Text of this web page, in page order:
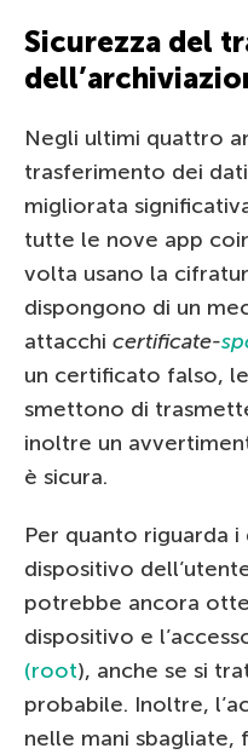
Sicurezza del
Negli ultimi quattro
trasferimento dei
migliorata
tutte le nove app
volta usano la
dispongono di un
attacchi certificate-
un certificato falso,
smettono di
inoltre un
è sicura.
Per quanto riguarda
dispositivo
potrebbe ancora
dispositivo e
(root), anche se si
probabile. Inoltre,
nelle mani sbagliate,